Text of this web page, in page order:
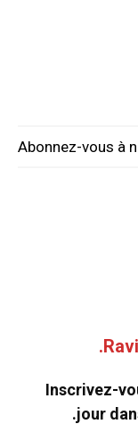
Abonnez-vous à
Inscrivez-
jour